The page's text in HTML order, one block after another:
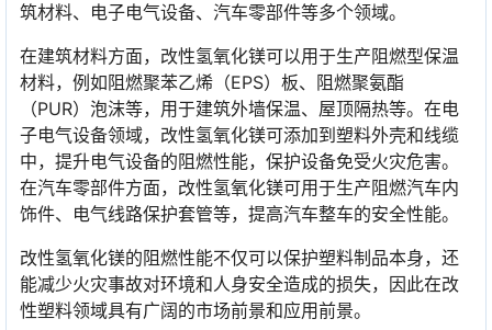
筑材料、电子电气设备、汽车零部件等多个领域。
在建筑材料方面，改性氢氧化镁可以用于生产阻燃型保温
材料，例如阻燃聚苯乙烯（EPS）板、阻燃聚氨酯
（PUR）泡沫等，用于建筑外墙保温、屋顶隔热等。在电
子电气设备领域，改性氢氧化镁可添加到塑料外壳和线缆
中，提升电气设备的阻燃性能，保护设备免受火灾危害。
在汽车零部件方面，改性氢氧化镁可用于生产阻燃汽车内
饰件、电气线路保护套管等，提高汽车整车的安全性能。
改性氢氧化镁的阻燃性能不仅可以保护塑料制品本身，还
能减少火灾事故对环境和人身安全造成的损失，因此在改
性塑料领域具有广阔的市场前景和应用前景。